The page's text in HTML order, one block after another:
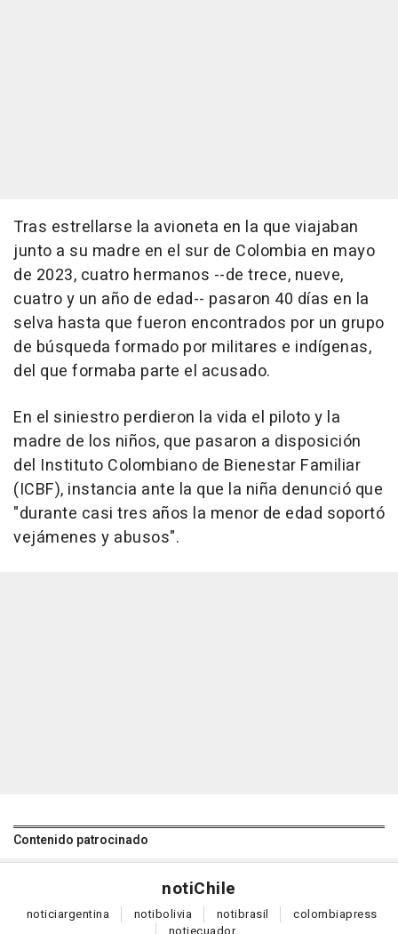
Tras estrellarse la avioneta en la que viajaban
junto a su madre en el sur de Colombia en mayo
de 2023, cuatro hermanos --de trece, nueve,
cuatro y un año de edad-- pasaron 40 días en la
selva hasta que fueron encontrados por un grupo
de búsqueda formado por militares e indígenas,
del que formaba parte el acusado.
En el siniestro perdieron la vida el piloto y la
madre de los niños, que pasaron a disposición
del Instituto Colombiano de Bienestar Familiar
(ICBF), instancia ante la que la niña denunció que
"durante casi tres años la menor de edad soportó
vejámenes y abusos".
Contenido patrocinado
notiChile
noticiargentina notibolivia notibrasil colombiapress